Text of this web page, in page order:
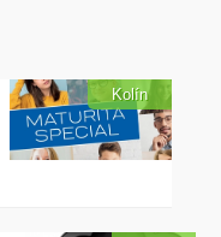
Kolín